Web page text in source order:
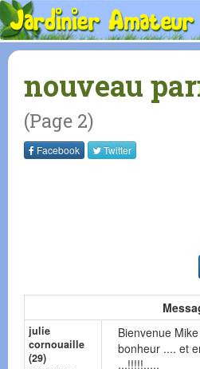
nouveau
(Page 2)
Facebook Twitter
julie
cornouaille
(29)
Bienvenue
bonheur .... et
...!!!!!.....